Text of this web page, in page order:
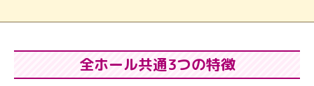
全ホール共通3つの特徴